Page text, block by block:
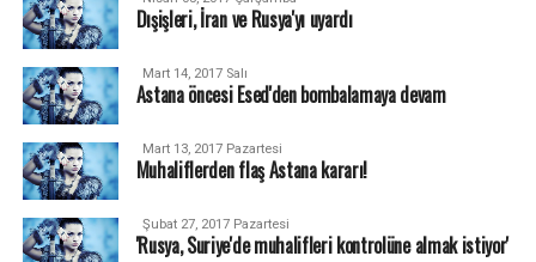
Dışişleri, İran ve Rusya'yı uyardı
Mart 14, 2017 Salı
Astana öncesi Esed'den bombalamaya devam
Mart 13, 2017 Pazartesi
Muhaliflerden flaş Astana kararı!
Şubat 27, 2017 Pazartesi
'Rusya, Suriye'de muhalifleri kontrolüne almak istiyor'